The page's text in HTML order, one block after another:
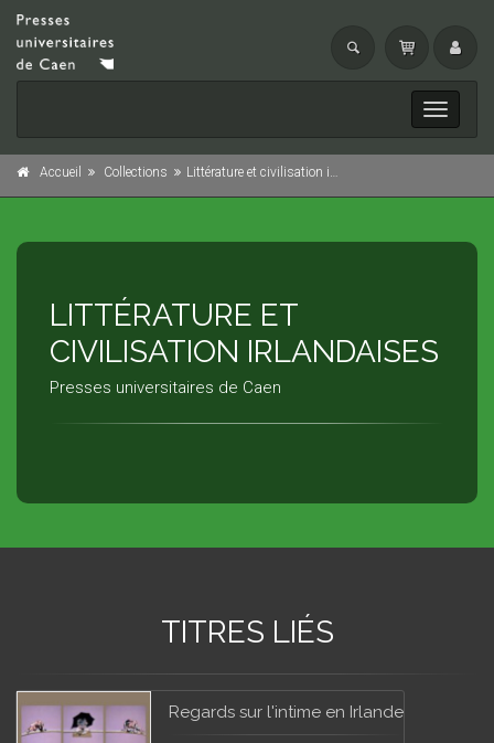
Toggle
Accueil Collections Littérature et civilisation irlandaises
LITTÉRATURE ET
CIVILISATION IRLANDAISES
Presses universitaires de Caen
TITRES LIÉS
Regards sur l'intime en Irlande